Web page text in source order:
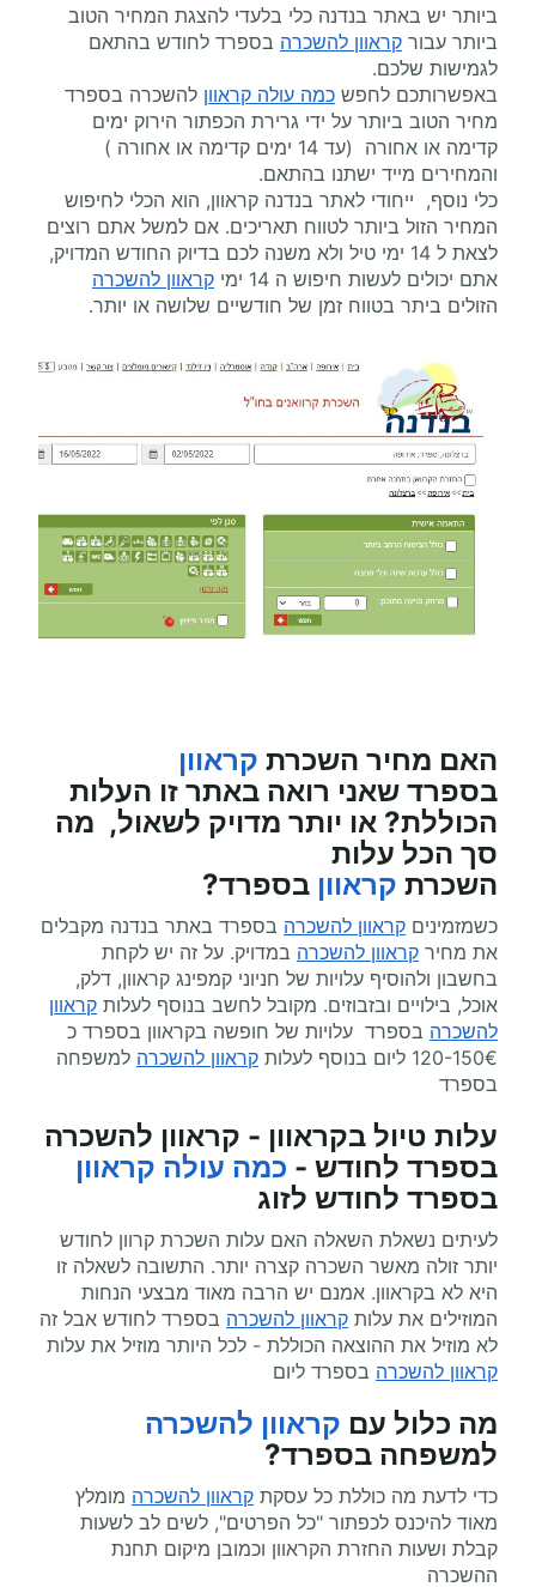
ביותר יש באתר בנדנה כלי בלעדי להצגת המחיר הטוב
ביותר עבור קראוון להשכרה בספרד לחודש בהתאם
לגמישות שלכם.
באפשרותכם לחפש כמה עולה קראוון להשכרה בספרד
מחיר הטוב ביותר על ידי גרירת הכפתור הירוק ימים
קדימה או אחורה (עד 14 ימים קדימה או אחורה )
והמחירים מייד ישתנו בהתאם.
כלי נוסף, ייחודי לאתר בנדנה קראוון, הוא הכלי לחיפוש
המחיר הזול ביותר לטווח תאריכים. אם למשל אתם רוצים
לצאת ל 14 ימי טיל ולא משנה לכם בדיוק החודש המדויק,
אתם יכולים לעשות חיפוש ה 14 ימי
קראוון להשכרה
הזולים ביתר בטווח זמן של חודשיים שלושה או יותר.
האם מחיר השכרת קראוון
בספרד שאני רואה באתר זו העלות
הכוללת? או יותר מדויק לשאול, מה
סך הכל עלות
השכרת קראוון בספרד?
כשמזמינים קראוון להשכרה בספרד באתר בנדנה מקבלים
את מחיר קראוון להשכרה במדויק. על זה יש לקחת
בחשבון ולהוסיף עלויות של חניוני קמפינג קראוון, דלק,
אוכל, בילויים ובזבוזים. מקובל לחשב בנוסף לעלות קראוון
להשכרה בספרד עלויות של חופשה בקראוון בספרד כ
120-150€ ליום בנוסף לעלות
קראוון להשכרה למשפחה
בספרד
עלות טיול בקראוון - קראוון להשכרה
בספרד לחודש - כמה עולה קראוון
בספרד לחודש לזוג
לעיתים נשאלת השאלה האם עלות השכרת קרוון לחודש
יותר זולה מאשר השכרה קצרה יותר. התשובה לשאלה זו
היא לא בקראוון. אמנם יש הרבה מאוד מבצעי הנחות
המוזילים את עלות קראוון להשכרה בספרד לחודש אבל זה
לא מוזיל את ההוצאה הכוללת - לכל היותר מוזיל את עלות
קראוון להשכרה בספרד ליום
מה כלול עם קראוון להשכרה
למשפחה בספרד?
כדי לדעת מה כוללת כל עסקת קראוון להשכרה מומלץ
מאוד להיכנס לכפתור "כל הפרטים", לשים לב לשעות
קבלת ושעות החזרת הקראוון וכמובן מיקום תחנת
ההשכרה